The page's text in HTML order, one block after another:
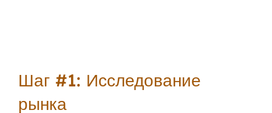
Шаг #1: Исследование
рынка